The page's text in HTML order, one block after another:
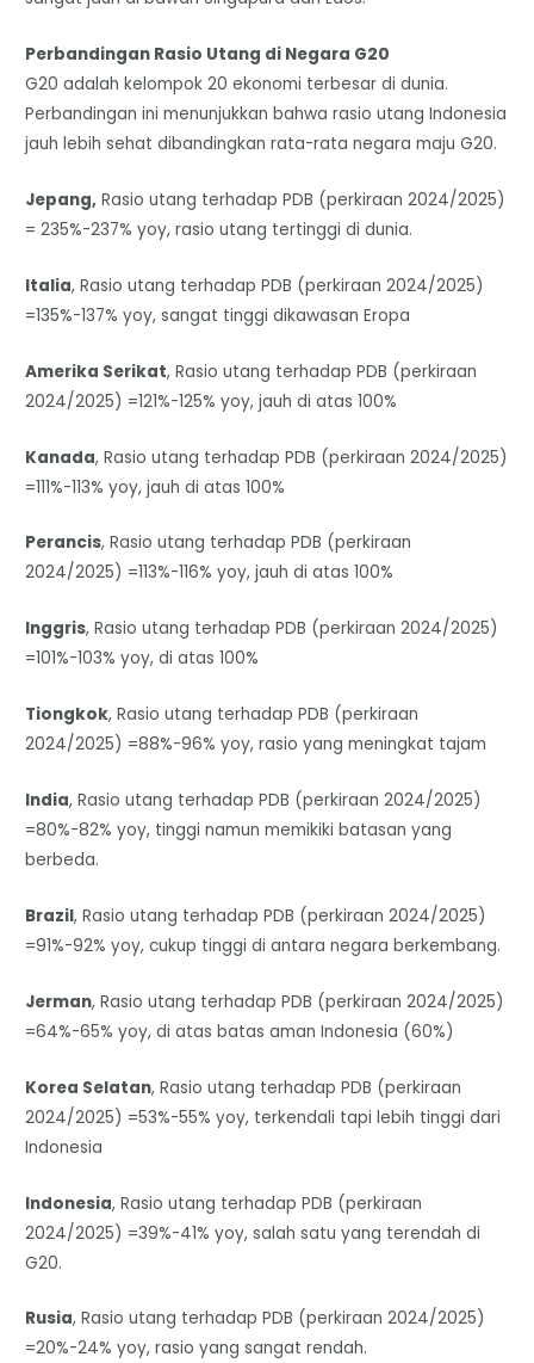
Perbandingan Rasio Utang di Negara G20
​G20 adalah kelompok 20 ekonomi terbesar di dunia.
Perbandingan ini menunjukkan bahwa rasio utang Indonesia
jauh lebih sehat dibandingkan rata-rata negara maju G20.
Jepang, Rasio utang terhadap PDB (perkiraan 2024/2025)
= 235%-237% yoy, rasio utang tertinggi di dunia.
Italia, Rasio utang terhadap PDB (perkiraan 2024/2025)
=135%-137% yoy, sangat tinggi dikawasan Eropa
Amerika Serikat, Rasio utang terhadap PDB (perkiraan
2024/2025) =121%-125% yoy, jauh di atas 100%
Kanada, Rasio utang terhadap PDB (perkiraan 2024/2025)
=111%-113% yoy, jauh di atas 100%
Perancis, Rasio utang terhadap PDB (perkiraan
2024/2025) =113%-116% yoy, jauh di atas 100%
Inggris, Rasio utang terhadap PDB (perkiraan 2024/2025)
=101%-103% yoy, di atas 100%
Tiongkok, Rasio utang terhadap PDB (perkiraan
2024/2025) =88%-96% yoy, rasio yang meningkat tajam
India, Rasio utang terhadap PDB (perkiraan 2024/2025)
=80%-82% yoy, tinggi namun memikiki batasan yang
berbeda.
Brazil, Rasio utang terhadap PDB (perkiraan 2024/2025)
=91%-92% yoy, cukup tinggi di antara negara berkembang.
Jerman, Rasio utang terhadap PDB (perkiraan 2024/2025)
=64%-65% yoy, di atas batas aman Indonesia (60%)
Korea Selatan, Rasio utang terhadap PDB (perkiraan
2024/2025) =53%-55% yoy, terkendali tapi lebih tinggi dari
Indonesia
Indonesia, Rasio utang terhadap PDB (perkiraan
2024/2025) =39%-41% yoy, salah satu yang terendah di
G20.
Rusia, Rasio utang terhadap PDB (perkiraan 2024/2025)
=20%-24% yoy, rasio yang sangat rendah.